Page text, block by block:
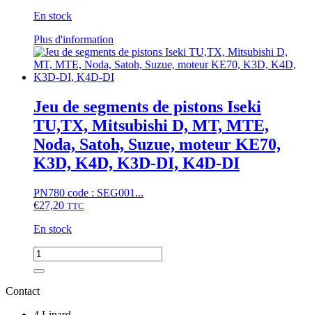
TM,
SXG,
Mitsubishi
D,
MT,
MTX,
Suzue
M,
Satoh
ST,
Moteurs
(76,5°C)
En stock
Plus d'information
produit
a
plusieurs
options
peuvent
être
choisies
sur
page
du
Jeu de segments de pistons Iseki
TU,TX, Mitsubishi D, MT, MTE,
Noda, Satoh, Suzue, moteur KE70,
K3D, K4D, K3D-DI, K4D-DI
PN780 code : SEG001...
€27,20 TTC
En stock
quantité
de
Jeu
de
Contact